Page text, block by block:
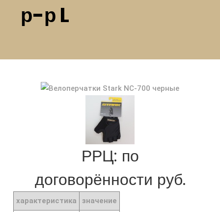
р-р L
РРЦ: по
договорённости руб.
характеристика значение